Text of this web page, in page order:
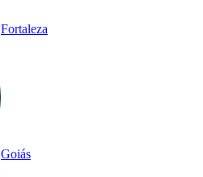
Fortaleza
Goiás